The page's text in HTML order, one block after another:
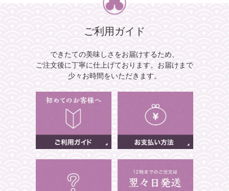
ご利用ガイド
できたての美味しさをお届けするため、
ご注文後に丁寧に仕上げております。 お届けまで
少々お時間をいただきます。